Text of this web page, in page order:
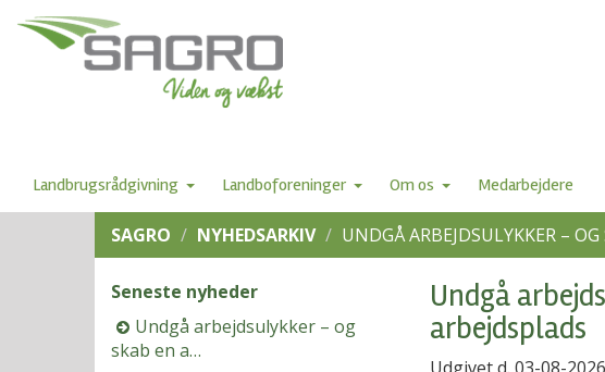
Landbrugsrådgivning Landboforeninger Om os Medarbejdere
SAGRO NYHEDSARKIV UNDGÅ ARBEJDSULYKKER –
Seneste nyheder
Undgå arbejdsulykker – og
skab en a…
Undgå
arbejdsplads